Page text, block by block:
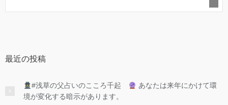
最近の投稿
#浅草の父占いのこころ千起
あなたは来年にかけて環
境が変化する暗示があります。